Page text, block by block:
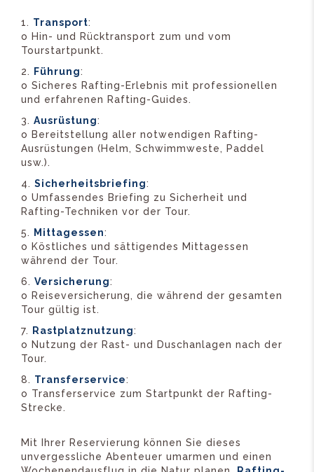
Transport:
o Hin- und Rücktransport zum und vom
Tourstartpunkt.
Führung:
o Sicheres Rafting-Erlebnis mit professionellen
und erfahrenen Rafting-Guides.
Ausrüstung:
o Bereitstellung aller notwendigen Rafting-
Ausrüstungen (Helm, Schwimmweste, Paddel
usw.).
Sicherheitsbriefing:
o Umfassendes Briefing zu Sicherheit und
Rafting-Techniken vor der Tour.
Mittagessen:
o Köstliches und sättigendes Mittagessen
während der Tour.
Versicherung:
o Reiseversicherung, die während der gesamten
Tour gültig ist.
Rastplatznutzung:
o Nutzung der Rast- und Duschanlagen nach der
Tour.
Transferservice:
o Transferservice zum Startpunkt der Rafting-
Strecke.
Mit Ihrer Reservierung können Sie dieses
unvergessliche Abenteuer umarmen und einen